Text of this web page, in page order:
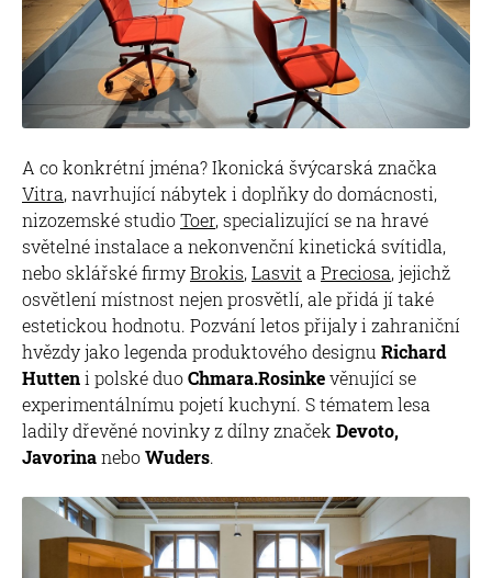
A co konkrétní jména? Ikonická švýcarská značka
Vitra, navrhující nábytek i doplňky do domácnosti,
nizozemské studioToer, specializující se na hravé
světelné instalace a nekonvenční kinetická svítidla,
nebo sklářské firmyBrokis,Lasvit aPreciosa, jejichž
osvětlení místnost nejen prosvětlí, ale přidá jí také
estetickou hodnotu. Pozvání letos přijaly i zahraniční
hvězdy jako legenda produktového designu Richard
Hutteni polské duoChmara.Rosinkevěnující se
experimentálnímu pojetí kuchyní. S tématem lesa
ladily dřevěné novinky z dílny značek Devoto,
JavorinaneboWuders.